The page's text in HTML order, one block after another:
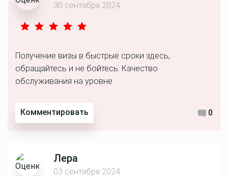
30 сентября 2024
Получение визы в быстрые сроки здесь,
обращайтесь и не бойтесь. Качество
обслуживания на уровне
Комментировать 0
Лера
03 сентября 2024